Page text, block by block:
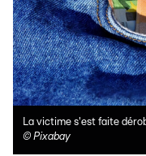
La victime s'est faite
© Pixabay